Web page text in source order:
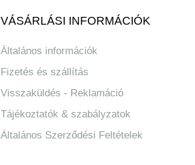
VÁSÁRLÁSI INFORMÁCIÓK
Általános információk
Fizetés és szállítás
Visszaküldés - Reklamáció
Tájékoztatók & szabályzatok
Általános Szerződési Feltételek